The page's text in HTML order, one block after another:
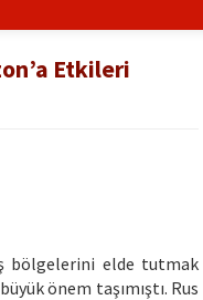
Etkileri
bölgelerini elde tutmak
önem taşımıştı. Rus